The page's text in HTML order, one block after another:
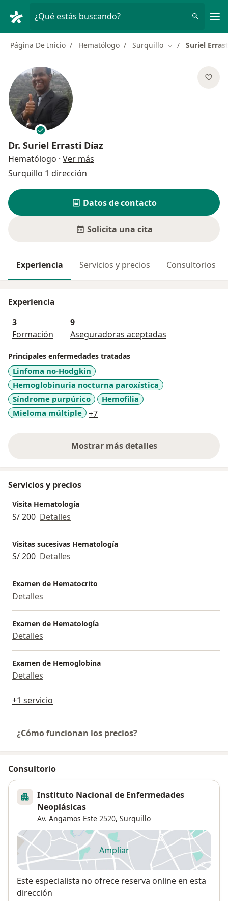
¿Qué estás buscando?
Página De Inicio Hematólogo Surquillo Cambiar de
Suriel
Dr. Suriel Errasti Díaz
Hematólogo · Ver más
Surquillo 1 dirección
Datos de contacto
Solicita una cita
Experiencia Servicios y precios Consultorios
Experiencia
3
Formación
9
Aseguradoras aceptadas
Principales enfermedades tratadas
Linfoma no-Hodgkin
Hemoglobinuria nocturna paroxística
Síndrome purpúrico
Hemofilia
Mieloma múltiple
+7a11y_sr_more_diseases
Mostrar más detalles
sobre la experiencia
Servicios y precios
Visita Hematología
S/ 200 Detalles
Visitas sucesivas Hematología
S/ 200 Detalles
Examen de Hematocrito
Detalles
Examen de Hematología
Detalles
Examen de Hemoglobina
Detalles
+1 servicio
¿Cómo funcionan los precios?
Consultorio
Instituto Nacional de Enfermedades
Neoplásicas
Av. Angamos Este 2520, Surquillo
Ampliarse abre en una nueva
Disponibilidad
Este especialista no ofrece reserva online en esta
dirección